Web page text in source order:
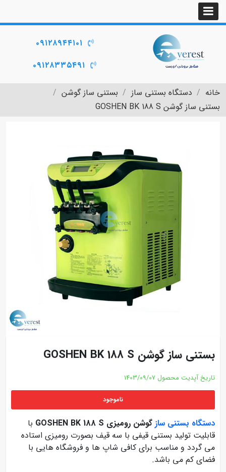
۰۹۱۲۸۹۴۴۱۰۱
۰۹۱۲۸۳۳۵۴۹۱
خانه دستگاه بستنی ساز
بستنی ساز گوشن
بستنی ساز گوشن GOSHEN BK 188 S
بستنی ساز گوشن GOSHEN BK 188 S
تاریخ آپدیت محصول 1403/09/07
ناموجود
دستگاه بستنی ساز گوشن رومیزی GOSHEN BK 188 S
با
قابلیت تولید بستنی قیفی با سه قیف بصورت رومیزی استاده
می گردد و مناسب برای کافی شاپ ها و فروشگاه هایی با
فضای کم می باشد.